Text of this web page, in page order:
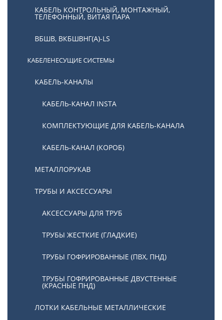
КАБЕЛЬ КОНТРОЛЬНЫЙ, МОНТАЖНЫЙ,
ТЕЛЕФОННЫЙ, ВИТАЯ ПАРА
ВБШВ, ВКБШВНГ(А)-LS
КАБЕЛЕНЕСУЩИЕ СИСТЕМЫ
КАБЕЛЬ-КАНАЛЫ
КАБЕЛЬ-КАНАЛ INSTA
КОМПЛЕКТУЮЩИЕ ДЛЯ КАБЕЛЬ-КАНАЛА
КАБЕЛЬ-КАНАЛ (КОРОБ)
МЕТАЛЛОРУКАВ
ТРУБЫ И АКСЕССУАРЫ
АКСЕССУАРЫ ДЛЯ ТРУБ
ТРУБЫ ЖЕСТКИЕ (ГЛАДКИЕ)
ТРУБЫ ГОФРИРОВАННЫЕ (ПВХ, ПНД)
ТРУБЫ ГОФРИРОВАННЫЕ ДВУСТЕННЫЕ
(КРАСНЫЕ ПНД)
ЛОТКИ КАБЕЛЬНЫЕ МЕТАЛЛИЧЕСКИЕ